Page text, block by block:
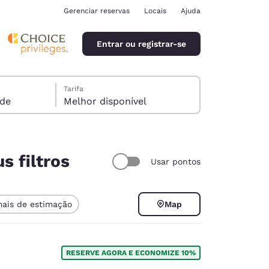
Gerenciar reservas Locais Ajuda
Entrar ou registrar-se
Tarifa
Melhor disponível
filtros Usar pontos
de estimação Map
RESERVE AGORA E ECONOMIZE 10%